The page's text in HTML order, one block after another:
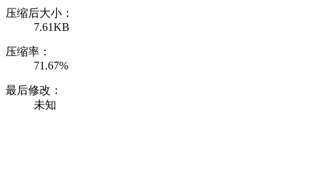
压缩后大小：
7.61KB
压缩率：
71.67%
最后修改：
未知